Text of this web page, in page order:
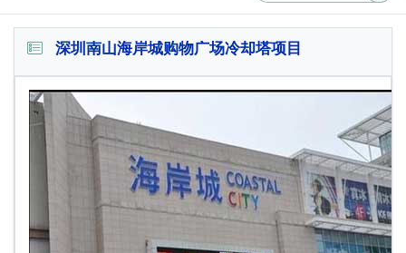
深圳南山海岸城购物广场冷却塔项目